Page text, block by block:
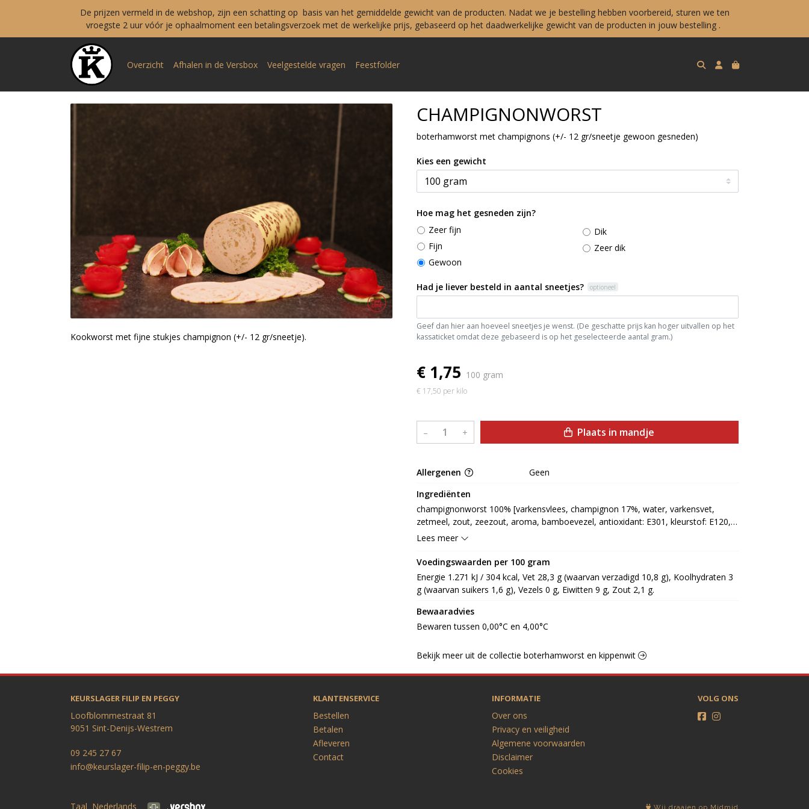
De prijzen vermeld in de webshop, zijn een schatting op basis van het gemiddelde gewicht van de producten. Nadat we je bestelling hebben voorbereid, sturen we ten
vroegste 2 uur vóór je ophaalmoment een betalingsverzoek met de werkelijke prijs, gebaseerd op het daadwerkelijke gewicht van de producten in jouw bestelling .
Overzicht Afhalen in de Versbox Veelgestelde vragen Feestfolder
Kookworst met fijne stukjes champignon (+/- 12 gr/sneetje).
CHAMPIGNONWORST
boterhamworst met champignons (+/- 12 gr/sneetje gewoon gesneden)
Kies een gewicht
Hoe mag het gesneden zijn?
Zeer fijn
Fijn
Gewoon
Dik
Zeer dik
Had je liever besteld in aantal sneetjes? optioneel
Geef dan hier aan hoeveel sneetjes je wenst. (De geschatte prijs kan hoger uitvallen op het
kassaticket omdat deze gebaseerd is op het geselecteerde aantal gram.)
€ 1,75 100 gram
€ 17,50 per kilo
– + Plaats in mandje
Allergenen
Geen
Ingrediënten
champignonworst 100% [varkensvlees, champignon 17%, water, varkensvet,
zetmeel, zout, zeezout, aroma, bamboevezel, antioxidant: E301, kleurstof: E120,
stabilisator: E450, conserveermiddel: E250]
Lees meer
Voedingswaarden per 100 gram
Energie 1.271 kJ / 304 kcal, Vet 28,3 g (waarvan verzadigd 10,8 g), Koolhydraten 3
g (waarvan suikers 1,6 g), Vezels 0 g, Eiwitten 9 g, Zout 2,1 g.
Bewaaradvies
Bewaren tussen 0,00°C en 4,00°C
Bekijk meer uit de collectie boterhamworst en kippenwit
KEURSLAGER FILIP EN PEGGY
Loofblommestraat 81
9051 Sint-Denijs-Westrem
09 245 27 67
info@keurslager-filip-en-peggy.be
KLANTENSERVICE
Bestellen
Betalen
Afleveren
Contact
INFORMATIE
Over ons
Privacy en veiligheid
Algemene voorwaarden
Disclaimer
Cookies
VOLG ONS
Taal Wij draaien op Midmid